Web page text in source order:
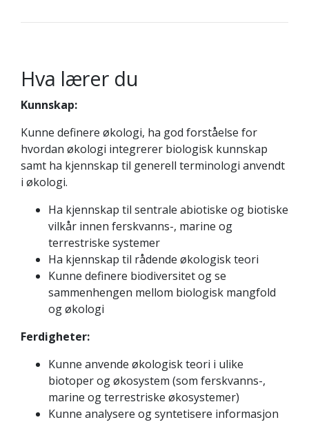
Hva lærer du
Kunnskap:
Kunne definere økologi, ha god forståelse for
hvordan økologi integrerer biologisk kunnskap
samt ha kjennskap til generell terminologi anvendt
i økologi.
Ha kjennskap til sentrale abiotiske og biotiske
vilkår innen ferskvanns-, marine og
terrestriske systemer
Ha kjennskap til rådende økologisk teori
Kunne definere biodiversitet og se
sammenhengen mellom biologisk mangfold
og økologi
Ferdigheter:
Kunne anvende økologisk teori i ulike
biotoper og økosystem (som ferskvanns-,
marine og terrestriske økosystemer)
Kunne analysere og syntetisere informasjon